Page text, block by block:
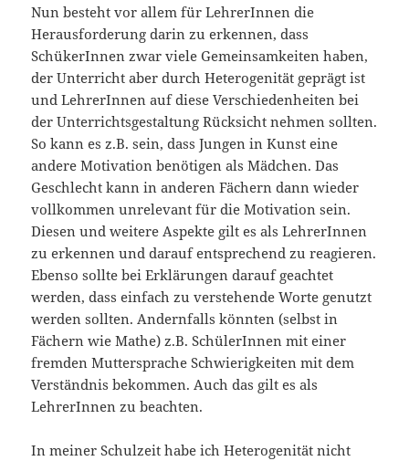
Nun besteht vor allem für LehrerInnen die
Herausforderung darin zu erkennen, dass
SchükerInnen zwar viele Gemeinsamkeiten haben,
der Unterricht aber durch Heterogenität geprägt ist
und LehrerInnen auf diese Verschiedenheiten bei
der Unterrichtsgestaltung Rücksicht nehmen sollten.
So kann es z.B. sein, dass Jungen in Kunst eine
andere Motivation benötigen als Mädchen. Das
Geschlecht kann in anderen Fächern dann wieder
vollkommen unrelevant für die Motivation sein.
Diesen und weitere Aspekte gilt es als LehrerInnen
zu erkennen und darauf entsprechend zu reagieren.
Ebenso sollte bei Erklärungen darauf geachtet
werden, dass einfach zu verstehende Worte genutzt
werden sollten. Andernfalls könnten (selbst in
Fächern wie Mathe) z.B. SchülerInnen mit einer
fremden Muttersprache Schwierigkeiten mit dem
Verständnis bekommen. Auch das gilt es als
LehrerInnen zu beachten.
In meiner Schulzeit habe ich Heterogenität nicht